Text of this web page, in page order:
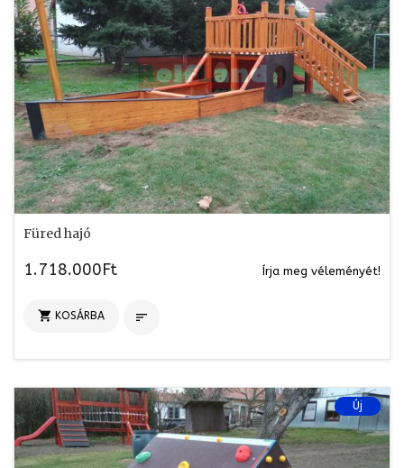
Füred hajó
1.718.000Ft Írja meg véleményét!
 KOSÁRBA 
Új